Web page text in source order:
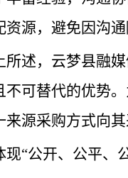
资源，避免因沟
所述，云梦县融
不可替代的优势
来源采购方式向其
现“公开、公平、